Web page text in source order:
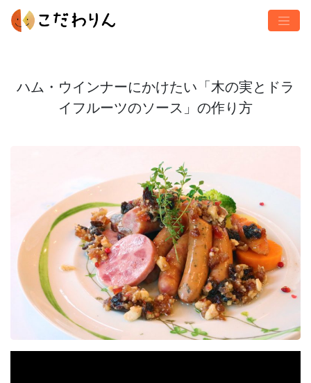
ハム・ウインナーにかけたい「木の実とドラ
イフルーツのソース」の作り方